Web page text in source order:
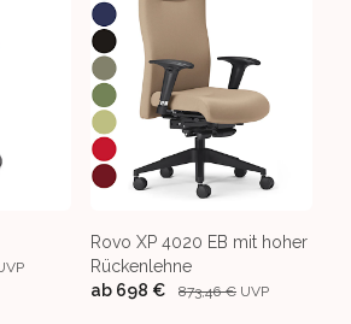
Rovo XP 4020 EB mit hoher
Rückenlehne
ab 698 € 873,46 € UVP